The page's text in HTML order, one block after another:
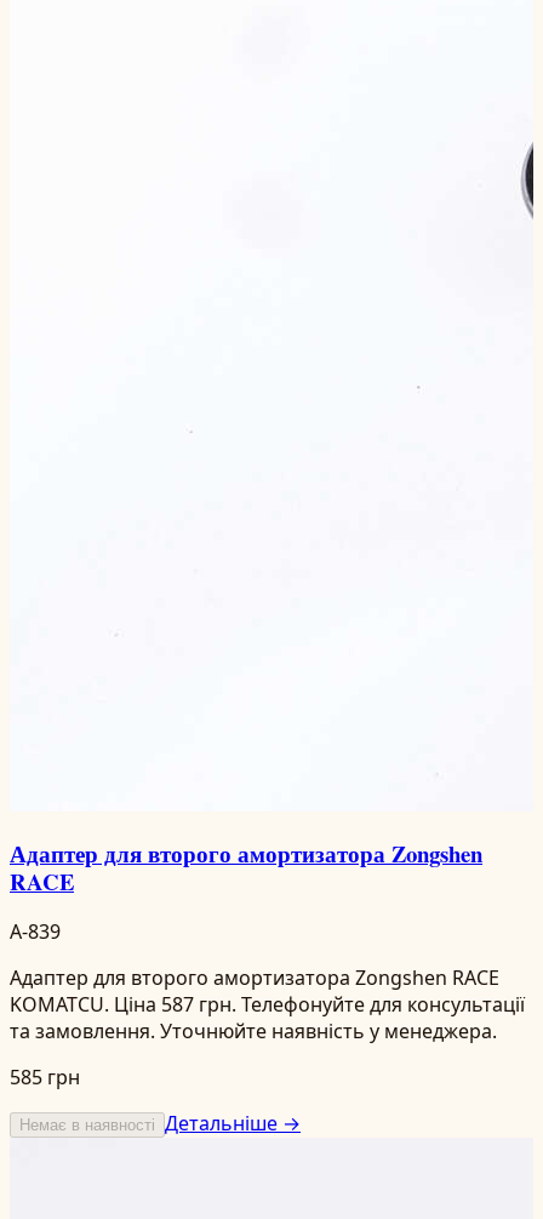
Адаптер для второго амортизатора Zongshen
RACE
A-839
Адаптер для второго амортизатора Zongshen RACE
KOMATCU. Ціна 587 грн. Телефонуйте для консультації
та замовлення. Уточнюйте наявність у менеджера.
585 грн
Немає в наявності Детальніше →